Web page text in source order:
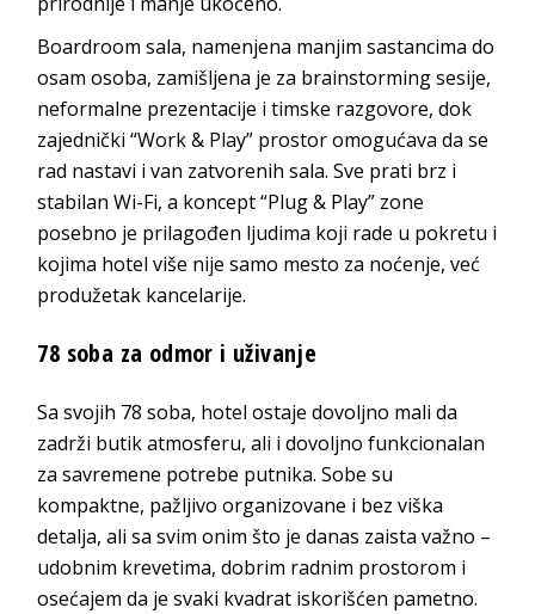
Boardroom sala, namenjena manjim sastancima do
osam osoba, zamišljena je za brainstorming sesije,
neformalne prezentacije i timske razgovore, dok
zajednički “Work & Play” prostor omogućava da se
rad nastavi i van zatvorenih sala. Sve prati brz i
stabilan Wi-Fi, a koncept “Plug & Play” zone
posebno je prilagođen ljudima koji rade u pokretu i
kojima hotel više nije samo mesto za noćenje, već
produžetak kancelarije.
78 soba za odmor i uživanje
Sa svojih 78 soba, hotel ostaje dovoljno mali da
zadrži butik atmosferu, ali i dovoljno funkcionalan
za savremene potrebe putnika. Sobe su
kompaktne, pažljivo organizovane i bez viška
detalja, ali sa svim onim što je danas zaista važno –
udobnim krevetima, dobrim radnim prostorom i
osećajem da je svaki kvadrat iskorišćen pametno.